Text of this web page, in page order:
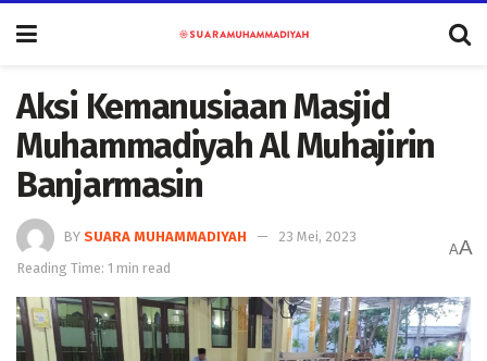
Aksi Kemanusiaan Masjid
Muhammadiyah Al Muhajirin
Banjarmasin
BY SUARA MUHAMMADIYAH
23 Mei, 2023
Reading Time: 1 min read
AA